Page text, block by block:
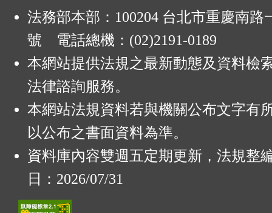
法務部本部：100204 台北市重慶南路
號 電話總機：(02)2191-0189
本網站提供法規之最新動態及資料檢
法律諮詢服務。
本網站法規資料若與機關公布文字有
以公布之書面資料為準。
資料庫內容雙週五定期更新，法規整
日：2026/07/31